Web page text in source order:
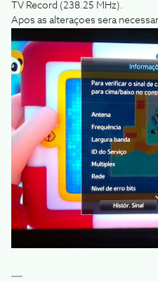
TV Record (238.25 MHz).
Apos as alteraçoes sera